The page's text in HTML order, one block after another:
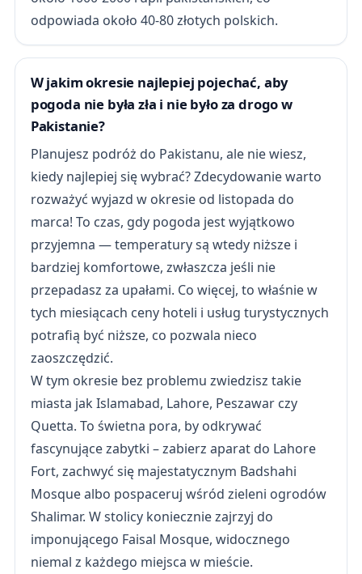
odpowiada około 40-80 złotych polskich.
W jakim okresie najlepiej pojechać, aby
pogoda nie była zła i nie było za drogo w
Pakistanie?
Planujesz podróż do Pakistanu, ale nie wiesz,
kiedy najlepiej się wybrać? Zdecydowanie warto
rozważyć wyjazd w okresie od listopada do
marca! To czas, gdy pogoda jest wyjątkowo
przyjemna — temperatury są wtedy niższe i
bardziej komfortowe, zwłaszcza jeśli nie
przepadasz za upałami. Co więcej, to właśnie w
tych miesiącach ceny hoteli i usług turystycznych
potrafią być niższe, co pozwala nieco
zaoszczędzić.
W tym okresie bez problemu zwiedzisz takie
miasta jak Islamabad, Lahore, Peszawar czy
Quetta. To świetna pora, by odkrywać
fascynujące zabytki – zabierz aparat do Lahore
Fort, zachwyć się majestatycznym Badshahi
Mosque albo pospaceruj wśród zieleni ogrodów
Shalimar. W stolicy koniecznie zajrzyj do
imponującego Faisal Mosque, widocznego
niemal z każdego miejsca w mieście.